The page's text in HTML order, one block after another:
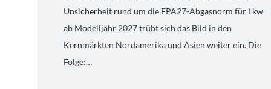
Unsicherheit rund um die EPA27-Abgasnorm für Lkw
ab Modelljahr 2027 trübt sich das Bild in den
Kernmärkten Nordamerika und Asien weiter ein. Die
Folge:…